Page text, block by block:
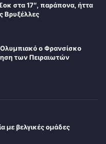
στα 17″, παράπονα, ήττα
Βρυξέλλες
ο Φρανσίσκο
των Πειραιωτών
με βελγικές ομάδες